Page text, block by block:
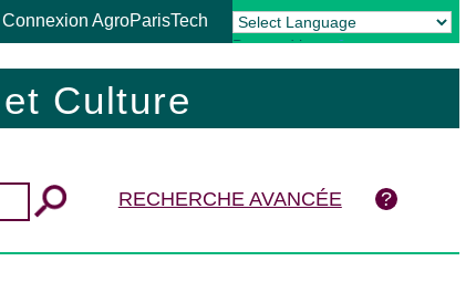
Connexion AgroParisTech
Powered by Translate
Culture
RECHERCHE AVANCÉE